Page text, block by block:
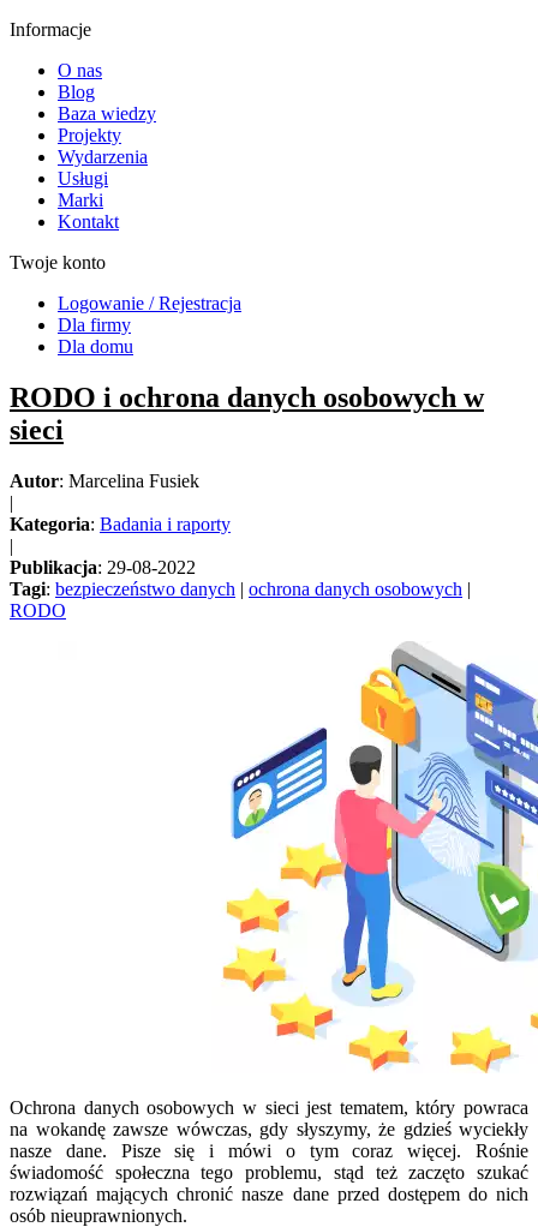
Informacje
O nas
Blog
Baza wiedzy
Projekty
Wydarzenia
Usługi
Marki
Kontakt
Twoje konto
Logowanie / Rejestracja
Dla firmy
Dla domu
RODO i ochrona danych osobowych w
sieci
Autor: Marcelina Fusiek
|
Kategoria: Badania i raporty
|
Publikacja: 29-08-2022
Tagi: bezpieczeństwo danych | ochrona danych osobowych |
RODO
Ochrona danych osobowych w sieci jest tematem, który powraca
na wokandę zawsze wówczas, gdy słyszymy, że gdzieś wyciekły
nasze dane. Pisze się i mówi o tym coraz więcej. Rośnie
świadomość społeczna tego problemu, stąd też zaczęto szukać
rozwiązań mających chronić nasze dane przed dostępem do nich
osób nieuprawnionych.